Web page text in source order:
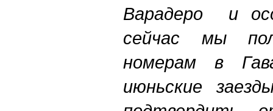
Варадеро и
сейчас мы
номерам в
июньские